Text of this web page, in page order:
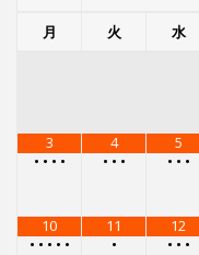
月 火 水
3
• • • •
4
• • •
5
• • •
10
• • • • •
11
•
12
• • •